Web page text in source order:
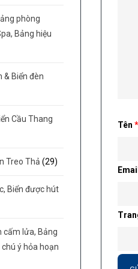
Tên *
phòng
Bảng hiệu
& Biển đèn
Cầu Thang
Treo Thả (29)
Biển được hút
cấm lửa, Bảng
ý hỏa hoạn